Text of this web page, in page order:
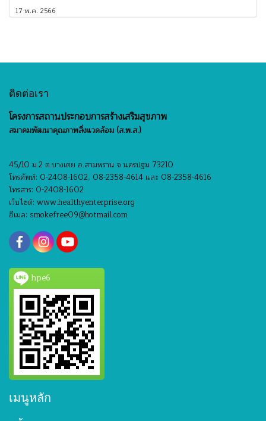
17 พ.ค. 2566
ติดต่อเรา
โครงการสถานประกอบการสร้างเสริมสุขภาพ
สมาคมพัฒนาคุณภาพสิ่งแวดล้อม (ส.พ.ส.)
45/10 ม.2 ต.บางเตย อ.สามพราน จ.นครปฐม 73210
โทรศัพท์: 0-2408-1602, 08-2358-4614 และ 08-2358-4616
โทรสาร: 0-2408-1602
เว็บไซต์: www.healthyenterprise.org
อีเมล: smokefree09@hotmail.com
hpe6
เมนูหลัก